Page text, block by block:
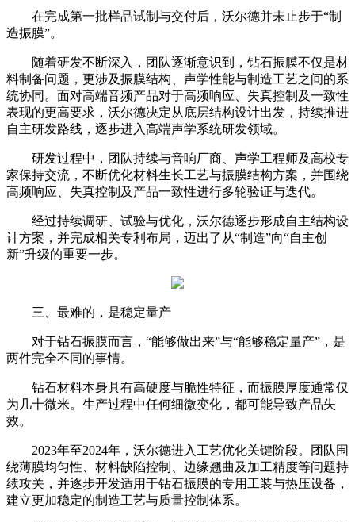
在完成第一批样品试制与交付后，沃尔德并未止步于“制
造振膜”。
随着研发不断深入，团队逐渐意识到，钻石振膜不仅是材
料制备问题，更涉及振膜结构、声学性能与制造工艺之间的系
统协同。面对高端音频产品对于高频响应、失真控制及一致性
表现的更高要求，沃尔德决定从底层结构设计出发，持续推进
自主研发路线，逐步进入高端声学系统研发领域。
研发过程中，团队持续与音响厂商、声学工程师及高校专
家保持交流，不断优化材料生长工艺与振膜结构方案，并围绕
高频响应、失真控制及产品一致性进行多轮验证与迭代。
经过持续调研、试验与优化，沃尔德逐步形成自主结构设
计方案，并完成相关专利布局，迈出了从“制造”向“自主创
新”升级的重要一步。
三、最难的，是稳定量产
对于钻石振膜而言，“能够做出来”与“能够稳定量产”，是
两件完全不同的事情。
钻石材料本身具有高硬度与脆性特征，而振膜厚度通常仅
为几十微米。生产过程中任何细微变化，都可能导致产品失
效。
2023年至2024年，沃尔德进入工艺优化关键阶段。团队围
绕薄膜均匀性、材料缺陷控制、边缘翘曲及加工精度等问题持
续攻关，并逐步开发适用于钻石振膜的专用工装与热压设备，
建立更加稳定的制造工艺与质量控制体系。